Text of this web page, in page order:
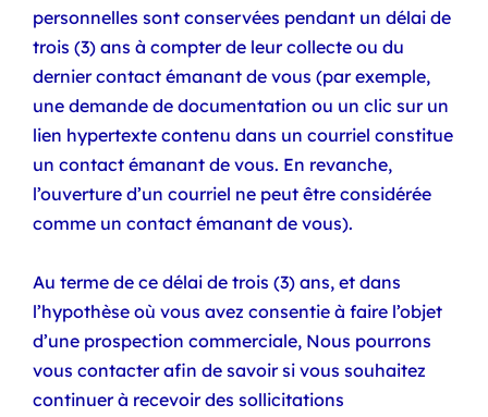
personnelles sont conservées pendant un délai de
trois (3) ans à compter de leur collecte ou du
dernier contact émanant de vous (par exemple,
une demande de documentation ou un clic sur un
lien hypertexte contenu dans un courriel constitue
un contact émanant de vous. En revanche,
l’ouverture d’un courriel ne peut être considérée
comme un contact émanant de vous).
Au terme de ce délai de trois (3) ans, et dans
l’hypothèse où vous avez consentie à faire l’objet
d’une prospection commerciale, Nous pourrons
vous contacter afin de savoir si vous souhaitez
continuer à recevoir des sollicitations